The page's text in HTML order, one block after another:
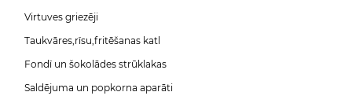
Virtuves griezēji
Taukvāres,rīsu,fritēšanas katl
Fondī un šokolādes strūklakas
Saldējuma un popkorna aparāti